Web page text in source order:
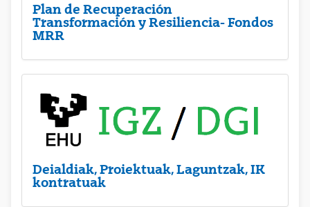
Plan de Recuperación
Transformación y Resiliencia- Fondos
MRR
Deialdiak, Proiektuak, Laguntzak, IK
kontratuak